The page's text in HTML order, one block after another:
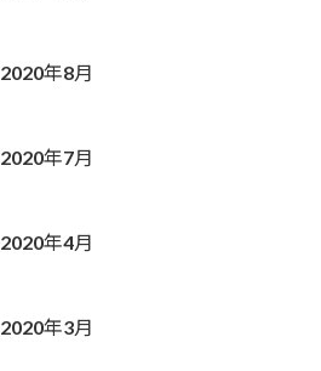
2020年8月
2020年7月
2020年4月
2020年3月